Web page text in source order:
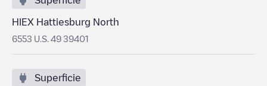
HIEX Hattiesburg North
6553 U.S. 49 39401
Superficie